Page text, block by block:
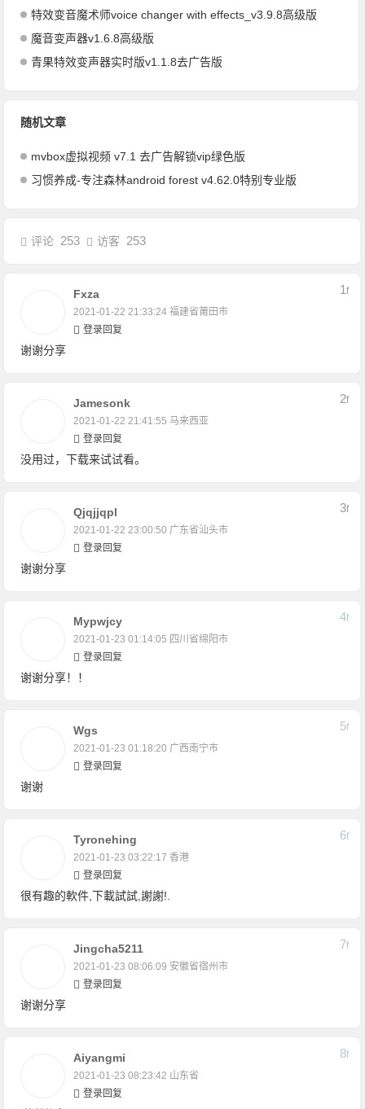
特效变音魔术师voice changer with effects_v3.9.8高级版
魔音变声器v1.6.8高级版
青果特效变声器实时版v1.1.8去广告版
随机文章
mvbox虚拟视频 v7.1 去广告解锁vip绿色版
习惯养成-专注森林android forest v4.62.0特别专业版
评论253 访客253
Fxza
2021-01-22 21:33:24 福建省莆田市
1F
登录回复
谢谢分享
Jamesonk
2021-01-22 21:41:55 马来西亚
2F
登录回复
没用过，下载来试试看。
Qjqjjqpl
2021-01-22 23:00:50 广东省汕头市
3F
登录回复
谢谢分享
Mypwjcy
2021-01-23 01:14:05 四川省绵阳市
4F
登录回复
谢谢分享！！
Wgs
2021-01-23 01:18:20 广西南宁市
5F
登录回复
谢谢
Tyronehing
2021-01-23 03:22:17 香港
6F
登录回复
很有趣的軟件,下載試試,謝謝!.
Jingcha5211
2021-01-23 08:06:09 安徽省宿州市
7F
登录回复
谢谢分享
Aiyangmi
2021-01-23 08:23:42 山东省
8F
登录回复